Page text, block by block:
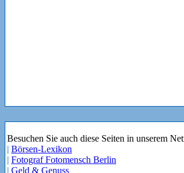
Besuchen Sie auch diese Seiten in unserem
| Börsen-Lexikon
| Fotograf Fotomensch Berlin
| Geld & Genuss